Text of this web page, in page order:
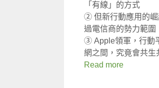
「有線」的方式
② 但新行動應用的崛
過電信商的勢力範圍
③ Apple領軍，行動
網之間，究竟會共生
Read more